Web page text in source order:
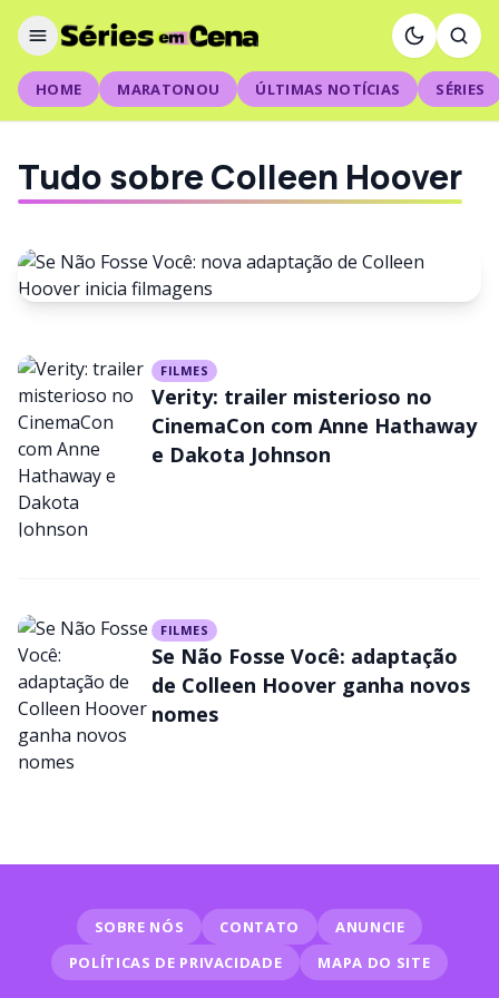
HOME MARATONOU ÚLTIMAS NOTÍCIAS SÉRIES
Tudo sobre Colleen Hoover
Se Não Fosse Você: nova
adaptação de Colleen Hoover
inicia filmagens
FILMES
Verity: trailer misterioso no
CinemaCon com Anne Hathaway
e Dakota Johnson
FILMES
Se Não Fosse Você: adaptação
de Colleen Hoover ganha novos
nomes
SOBRE NÓS CONTATO
ANUNCIE
POLÍTICAS DE PRIVACIDADE
MAPA DO SITE